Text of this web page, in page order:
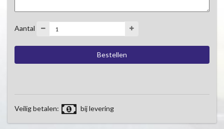
Aantal
Veilig betalen: bij levering